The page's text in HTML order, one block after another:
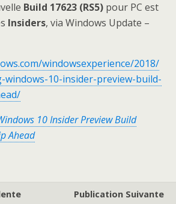
Build 17623 (RS5) pour PC est
Insiders, via Windows Update –
windowsexperience/2018/
windows-10-insider-preview-build-
10 Insider Preview Build
Ahead
Publication Suivante